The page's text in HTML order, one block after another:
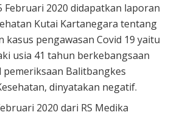
Februari 2020 didapatkan laporan
Kutai Kartanegara tentang
kasus pengawasan Covid 19 yaitu
usia 41 tahun berkebangsaan
pemeriksaan Balitbangkes
dinyatakan negatif.
2020 dari RS Medika